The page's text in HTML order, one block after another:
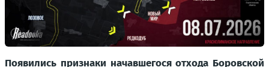
Появились признаки начавшегося отхода Боровской